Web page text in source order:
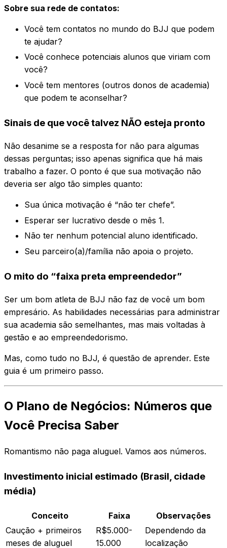
Sobre sua rede de contatos:
Você tem contatos no mundo do BJJ que podem
te ajudar?
Você conhece potenciais alunos que viriam com
você?
Você tem mentores (outros donos de academia)
que podem te aconselhar?
Sinais de que você talvez NÃO esteja pronto
Não desanime se a resposta for não para algumas
dessas perguntas; isso apenas significa que há mais
trabalho a fazer. O ponto é que sua motivação não
deveria ser algo tão simples quanto:
Sua única motivação é “não ter chefe”.
Esperar ser lucrativo desde o mês 1.
Não ter nenhum potencial aluno identificado.
Seu parceiro(a)/família não apoia o projeto.
O mito do “faixa preta empreendedor”
Ser um bom atleta de BJJ não faz de você um bom
empresário. As habilidades necessárias para administrar
sua academia são semelhantes, mas mais voltadas à
gestão e ao empreendedorismo.
Mas, como tudo no BJJ, é questão de aprender. Este
guia é um primeiro passo.
O Plano de Negócios: Números que
Você Precisa Saber
Romantismo não paga aluguel. Vamos aos números.
Investimento inicial estimado (Brasil, cidade
média)
Conceito Faixa
Observações
Caução + primeiros
meses de aluguel
R$5.000-
15.000
Dependendo da
localização